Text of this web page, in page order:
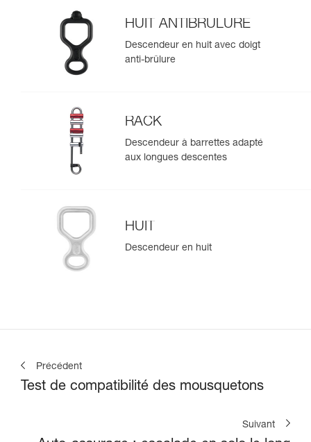
HUIT ANTIBRULURE
Descendeur en huit avec doigt
anti-brûlure
RACK
Descendeur à barrettes adapté
aux longues descentes
HUIT
Descendeur en huit
Précédent
Test de compatibilité des mousquetons
Suivant